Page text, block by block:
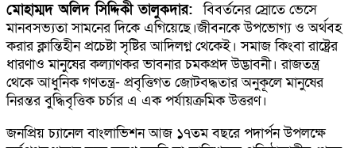
মোহাম্মদ অলিদ সিদ্দিকী তালুকদার:বিবর্তনের স্রোতে ভেসে
মানবসভ্যতা সামনের দিকে এগিয়েছে।জীবনকে উপভোগ্য ও অর্থবহ
করার ক্লান্তিহীন প্রচেষ্টা সৃষ্টির আদিলগ্ন থেকেই। সমাজ কিংবা রাষ্ট্রের
ধারণাও মানুষের কল্যাণকর ভাবনার চমকপ্রদ উদ্ভাবনী। রাজতন্ত্র
থেকে আধুনিক গণতন্ত্র- প্রবৃত্তিগত জোটবদ্ধতার অনুকূলে মানুষের
নিরন্তর বুদ্ধিবৃত্তিক চর্চার এ এক পর্যায়ক্রমিক উত্তরণ।
জনপ্রিয় চ্যানেল বাংলাভিশন আজ ১৭তম বছরে পদার্পন উপলক্ষে